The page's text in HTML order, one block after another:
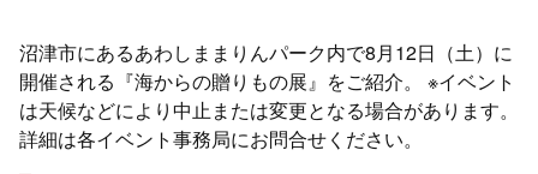
沼津市にあるあわしままりんパーク内で8月12日（土）に
開催される『海からの贈りもの展』をご紹介。 ※イベント
は天候などにより中止または変更となる場合があります。
詳細は各イベント事務局にお問合せください。